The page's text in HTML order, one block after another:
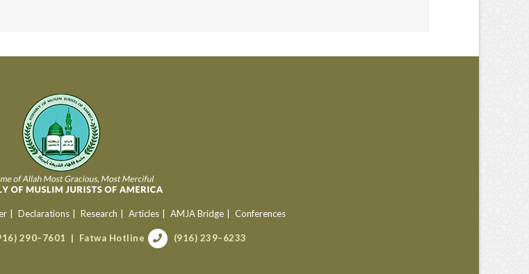
Declarations Research Articles AMJA Bridge Conferences
290–7601 Fatwa Hotline (916) 239–6233